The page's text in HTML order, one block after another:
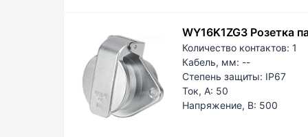
WY16K1ZG3 Розетка
Количество контактов: 1
Кабель, мм: --
Степень защиты: IP67
Ток, А: 50
Напряжение, В: 500